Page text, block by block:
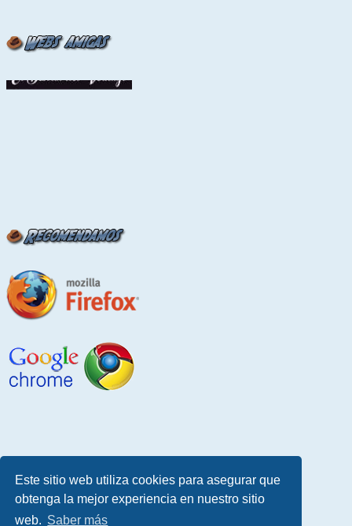
Este sitio web utiliza cookies para asegurar que
obtenga la mejor experiencia en nuestro sitio
web. Saber más